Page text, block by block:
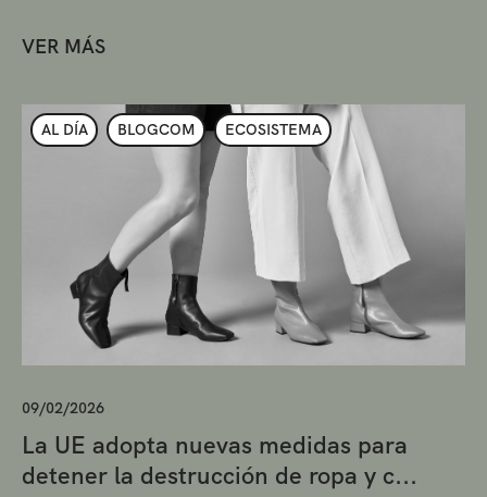
VER MÁS
AL DÍA BLOGCOM ECOSISTEMA
09/02/2026
La UE adopta nuevas medidas para
detener la destrucción de ropa y c...